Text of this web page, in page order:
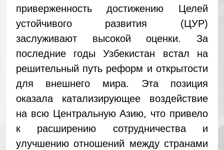
приверженность достижению Целей
устойчивого развития (ЦУР)
заслуживают высокой оценки. За
последние годы Узбекистан встал на
решительный путь реформ и открытости
для внешнего мира. Эта позиция
оказала катализирующее воздействие
на всю Центральную Азию, что привело
к расширению сотрудничества и
улучшению отношений между странами